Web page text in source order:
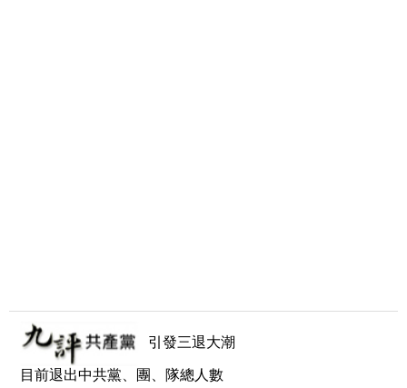
引發三退大潮
目前退出中共黨、團、隊總人數